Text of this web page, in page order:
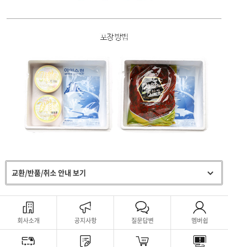
교환/반품/취소 안내 보기
회사소개 공지사항 질문답변 멤버쉽